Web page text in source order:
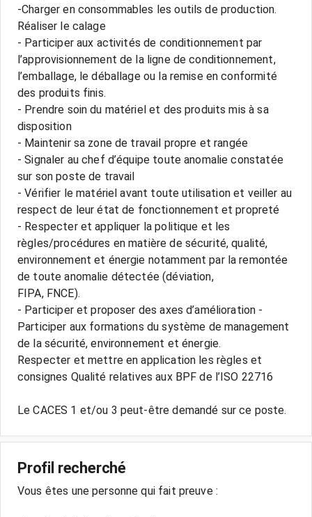
-Charger en consommables les outils de production.
Réaliser le calage
- Participer aux activités de conditionnement par
l’approvisionnement de la ligne de conditionnement,
l’emballage, le déballage ou la remise en conformité
des produits finis.
- Prendre soin du matériel et des produits mis à sa
disposition
- Maintenir sa zone de travail propre et rangée
- Signaler au chef d’équipe toute anomalie constatée
sur son poste de travail
- Vérifier le matériel avant toute utilisation et veiller au
respect de leur état de fonctionnement et propreté
- Respecter et appliquer la politique et les
règles/procédures en matière de sécurité, qualité,
environnement et énergie notamment par la remontée
de toute anomalie détectée (déviation,
FIPA, FNCE).
- Participer et proposer des axes d’amélioration -
Participer aux formations du système de management
de la sécurité, environnement et énergie.
Respecter et mettre en application les règles et
consignes Qualité relatives aux BPF de l’ISO 22716
Le CACES 1 et/ou 3 peut-être demandé sur ce poste.
Profil recherché
Vous êtes une personne qui fait preuve :